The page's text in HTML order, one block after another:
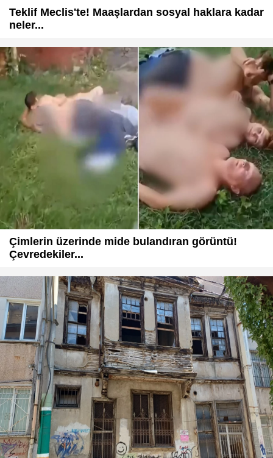
Teklif Meclis'te! Maaşlardan sosyal haklara kadar
neler...
Çimlerin üzerinde mide bulandıran görüntü!
Çevredekiler...